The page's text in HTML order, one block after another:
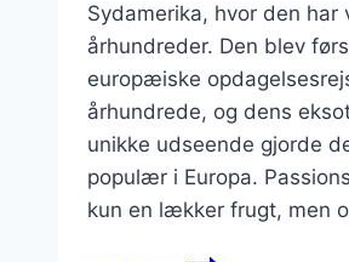
Sydamerika, hvor den
århundreder. Den blev
europæiske
århundrede, og dens
unikke udseende gjorde
populær i Europa.
kun en lækker frugt, men